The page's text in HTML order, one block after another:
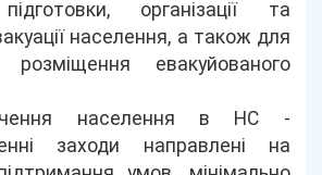
організації та
населення, а також для
евакуйованого
населення в НС -
заходи направлені на